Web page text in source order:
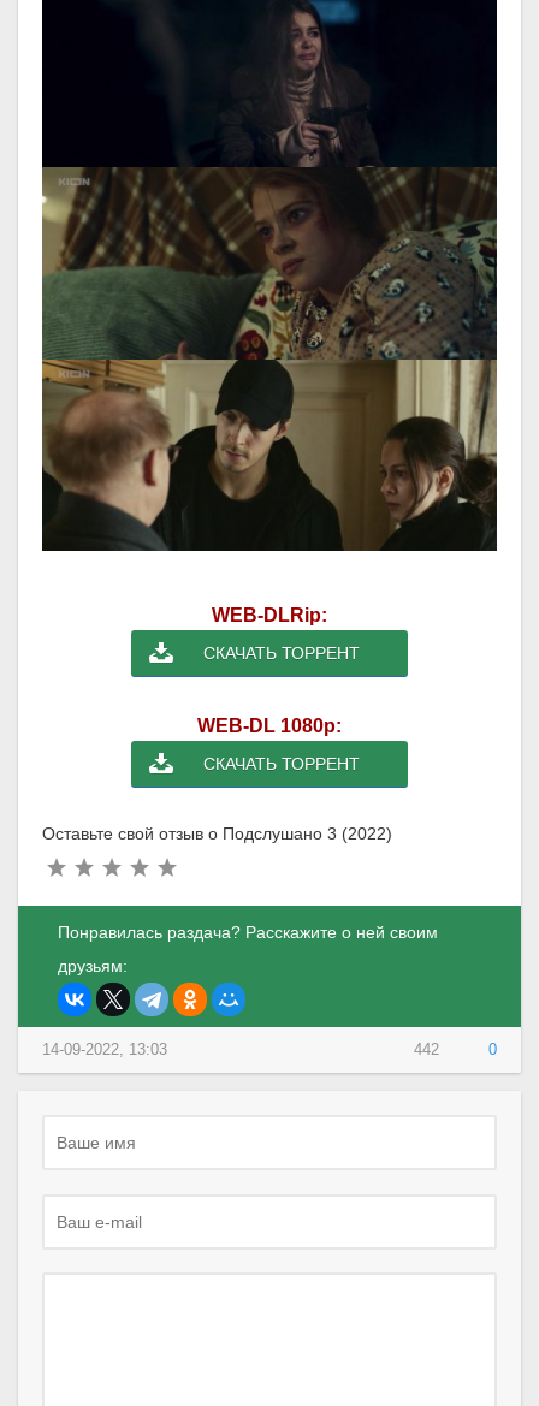
WEB-DLRip:
СКАЧАТЬ ТОРРЕНТ
WEB-DL 1080p:
СКАЧАТЬ ТОРРЕНТ
Оставьте свой отзыв о Подслушано 3 (2022)
Понравилась раздача? Расскажите о ней своим
друзьям:
442 0
14-09-2022, 13:03